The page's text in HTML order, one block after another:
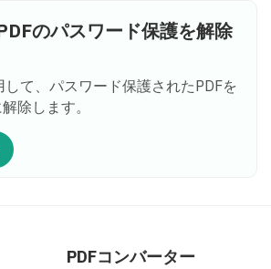
のパスワード保護を解除
て、パスワード保護されたPDFを
除します。
PDFコンバーター